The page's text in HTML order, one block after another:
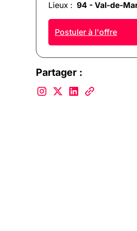
Lieux : 94 - Val-de-
Postuler à l'offre
Partager :